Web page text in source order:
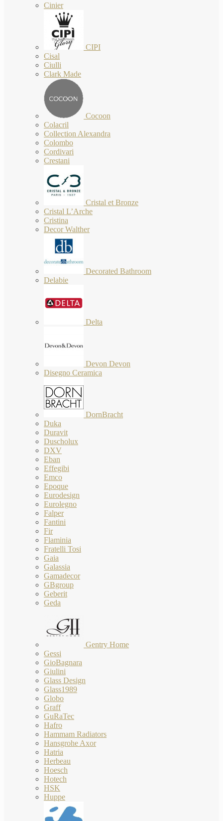
Cinier
CIPI
Cisal
Ciulli
Clark Made
Cocoon
Colacril
Collection Alexandra
Colombo
Cordivari
Crestani
Cristal et Bronze
Cristal L’Arche
Cristina
Decor Walther
Decorated Bathroom
Delabie
Delta
Devon Devon
Disegno Ceramica
DornBracht
Duka
Duravit
Duscholux
DXV
Eban
Effegibi
Emco
Epoque
Eurodesign
Eurolegno
Falper
Fantini
Fir
Flaminia
Fratelli Tosi
Gaia
Galassia
Gamadecor
GBgroup
Geberit
Geda
Gentry Home
Gessi
GioBagnara
Giulini
Glass Design
Glass1989
Globo
Graff
GuRaTec
Hafro
Hammam Radiators
Hansgrohe Axor
Hatria
Herbeau
Hoesch
Hotech
HSK
Huppe